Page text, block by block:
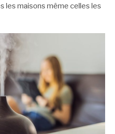
les maisons même celles les